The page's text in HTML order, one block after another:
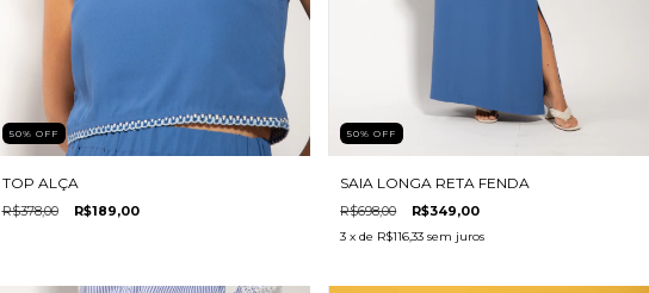
50% OFF
TOP ALÇA
R$378,00 R$189,00
50%OFF
SAIA LONGA RETA FENDA
R$698,00 R$349,00
3 x de R$116,33 sem juros